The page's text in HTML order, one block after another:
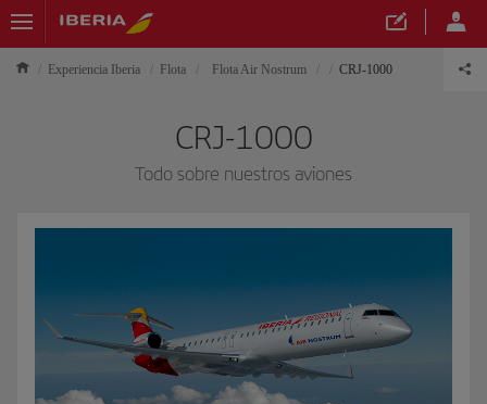
Experiencia Iberia Flota Flota Air Nostrum CRJ-1000
CRJ-1000
Todo sobre nuestros aviones